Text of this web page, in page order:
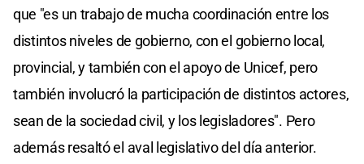
que "es un trabajo de mucha coordinación entre los
distintos niveles de gobierno, con el gobierno local,
provincial, y también con el apoyo de Unicef, pero
también involucró la participación de distintos actores,
sean de la sociedad civil, y los legisladores". Pero
además resaltó el aval legislativo del día anterior.